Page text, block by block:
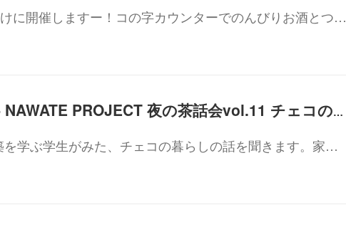
に開催しますー！コの字カウンターでのんびりお酒とつ…
4月16日(火)19:30- NAWATE PROJECT 夜の茶話会vol.11 チェコのおみやげ話編
学ぶ学生がみた、チェコの暮らしの話を聞きます。家…